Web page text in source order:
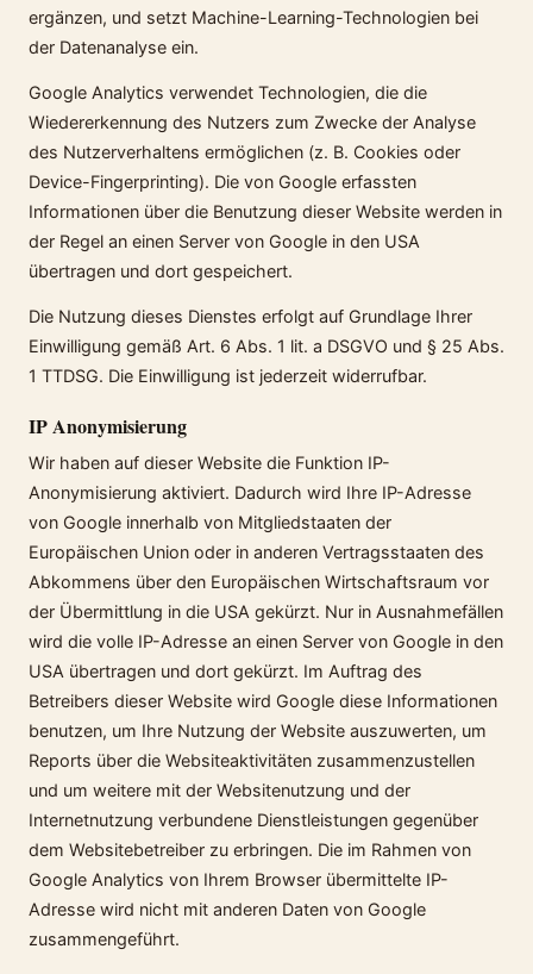
ergänzen, und setzt Machine-Learning-Technologien bei
der Datenanalyse ein.
Google Analytics verwendet Technologien, die die
Wiedererkennung des Nutzers zum Zwecke der Analyse
des Nutzerverhaltens ermöglichen (z. B. Cookies oder
Device-Fingerprinting). Die von Google erfassten
Informationen über die Benutzung dieser Website werden in
der Regel an einen Server von Google in den USA
übertragen und dort gespeichert.
Die Nutzung dieses Dienstes erfolgt auf Grundlage Ihrer
Einwilligung gemäß Art. 6 Abs. 1 lit. a DSGVO und § 25 Abs.
1 TTDSG. Die Einwilligung ist jederzeit widerrufbar.
IP Anonymisierung
Wir haben auf dieser Website die Funktion IP-
Anonymisierung aktiviert. Dadurch wird Ihre IP-Adresse
von Google innerhalb von Mitgliedstaaten der
Europäischen Union oder in anderen Vertragsstaaten des
Abkommens über den Europäischen Wirtschaftsraum vor
der Übermittlung in die USA gekürzt. Nur in Ausnahmefällen
wird die volle IP-Adresse an einen Server von Google in den
USA übertragen und dort gekürzt. Im Auftrag des
Betreibers dieser Website wird Google diese Informationen
benutzen, um Ihre Nutzung der Website auszuwerten, um
Reports über die Websiteaktivitäten zusammenzustellen
und um weitere mit der Websitenutzung und der
Internetnutzung verbundene Dienstleistungen gegenüber
dem Websitebetreiber zu erbringen. Die im Rahmen von
Google Analytics von Ihrem Browser übermittelte IP-
Adresse wird nicht mit anderen Daten von Google
zusammengeführt.